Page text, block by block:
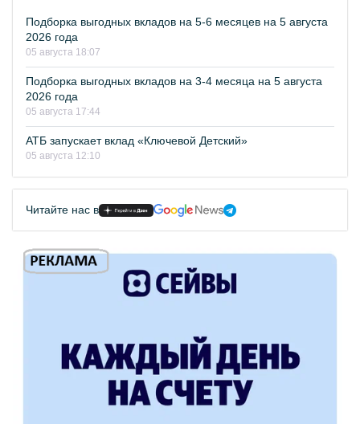
Подборка выгодных вкладов на 5-6 месяцев на 5 августа
2026 года
05 августа 18:07
Подборка выгодных вкладов на 3-4 месяца на 5 августа
2026 года
05 августа 17:44
АТБ запускает вклад «Ключевой Детский»
05 августа 12:10
Читайте нас в